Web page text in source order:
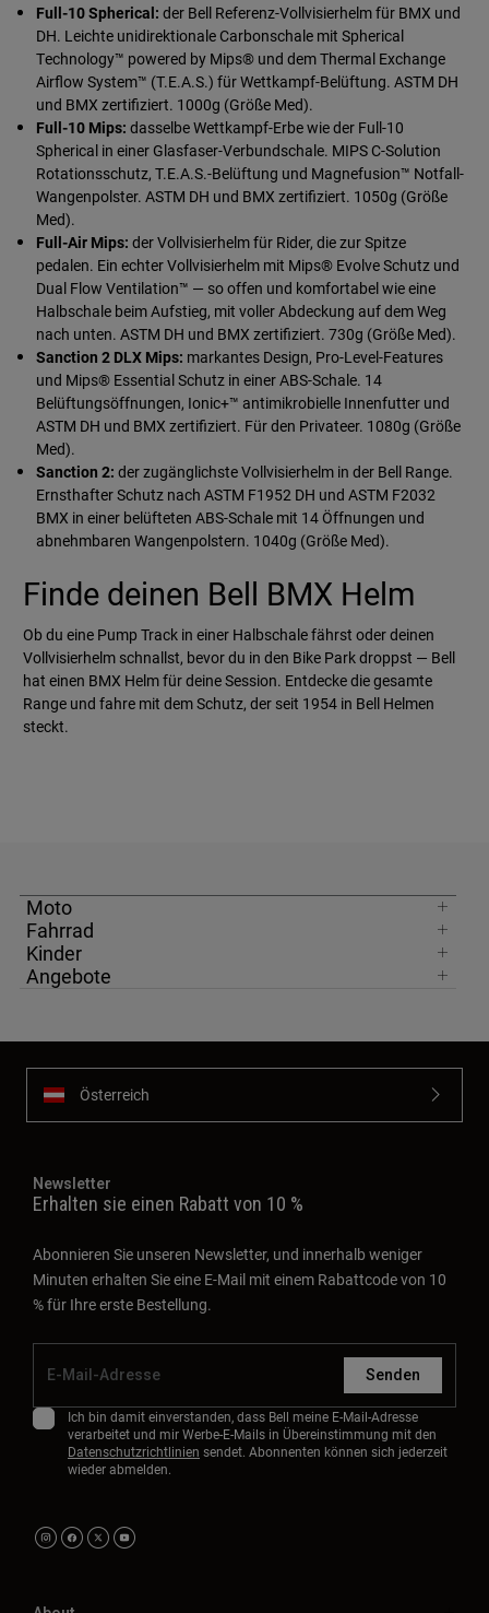
Full-10 Spherical: der Bell Referenz-Vollvisierhelm für BMX und
DH. Leichte unidirektionale Carbonschale mit Spherical
Technology™ powered by Mips® und dem Thermal Exchange
Airflow System™ (T.E.A.S.) für Wettkampf-Belüftung. ASTM DH
und BMX zertifiziert. 1000g (Größe Med).
Full-10 Mips: dasselbe Wettkampf-Erbe wie der Full-10
Spherical in einer Glasfaser-Verbundschale. MIPS C-Solution
Rotationsschutz, T.E.A.S.-Belüftung und Magnefusion™ Notfall-
Wangenpolster. ASTM DH und BMX zertifiziert. 1050g (Größe
Med).
Full-Air Mips: der Vollvisierhelm für Rider, die zur Spitze
pedalen. Ein echter Vollvisierhelm mit Mips® Evolve Schutz und
Dual Flow Ventilation™ — so offen und komfortabel wie eine
Halbschale beim Aufstieg, mit voller Abdeckung auf dem Weg
nach unten. ASTM DH und BMX zertifiziert. 730g (Größe Med).
Sanction 2 DLX Mips: markantes Design, Pro-Level-Features
und Mips® Essential Schutz in einer ABS-Schale. 14
Belüftungsöffnungen, Ionic+™ antimikrobielle Innenfutter und
ASTM DH und BMX zertifiziert. Für den Privateer. 1080g (Größe
Med).
Sanction 2: der zugänglichste Vollvisierhelm in der Bell Range.
Ernsthafter Schutz nach ASTM F1952 DH und ASTM F2032
BMX in einer belüfteten ABS-Schale mit 14 Öffnungen und
abnehmbaren Wangenpolstern. 1040g (Größe Med).
Finde deinen Bell BMX Helm
Ob du eine Pump Track in einer Halbschale fährst oder deinen
Vollvisierhelm schnallst, bevor du in den Bike Park droppst — Bell
hat einen BMX Helm für deine Session. Entdecke die gesamte
Range und fahre mit dem Schutz, der seit 1954 in Bell Helmen
steckt.
Moto
Fahrrad
Kinder
Angebote
Österreich
Newsletter
Erhalten sie einen Rabatt von 10 %
Abonnieren Sie unseren Newsletter, und innerhalb weniger
Minuten erhalten Sie eine E-Mail mit einem Rabattcode von 10
% für Ihre erste Bestellung.
Senden
Ich bin damit einverstanden, dass Bell meine E-Mail-Adresse
verarbeitet und mir Werbe-E-Mails in Übereinstimmung mit den
Datenschutzrichtlinien sendet. Abonnenten können sich jederzeit
wieder abmelden.